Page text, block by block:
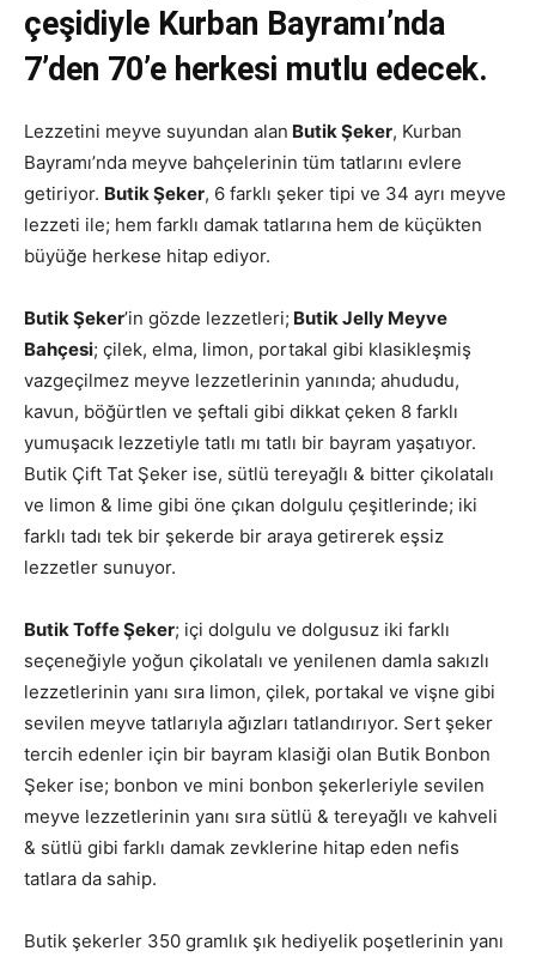
çeşidiyle Kurban Bayramı’nda
7’den 70’e herkesi mutlu edecek.
Lezzetini meyve suyundan alan Butik Şeker, Kurban
Bayramı’nda meyve bahçelerinin tüm tatlarını evlere
getiriyor. Butik Şeker, 6 farklı şeker tipi ve 34 ayrı meyve
lezzeti ile; hem farklı damak tatlarına hem de küçükten
büyüğe herkese hitap ediyor.
Butik Şeker’in gözde lezzetleri; Butik Jelly Meyve
Bahçesi; çilek, elma, limon, portakal gibi klasikleşmiş
vazgeçilmez meyve lezzetlerinin yanında; ahududu,
kavun, böğürtlen ve şeftali gibi dikkat çeken 8 farklı
yumuşacık lezzetiyle tatlı mı tatlı bir bayram yaşatıyor.
Butik Çift Tat Şeker ise, sütlü tereyağlı & bitter çikolatalı
ve limon & lime gibi öne çıkan dolgulu çeşitlerinde; iki
farklı tadı tek bir şekerde bir araya getirerek eşsiz
lezzetler sunuyor.
Butik Toffe Şeker; içi dolgulu ve dolgusuz iki farklı
seçeneğiyle yoğun çikolatalı ve yenilenen damla sakızlı
lezzetlerinin yanı sıra limon, çilek, portakal ve vişne gibi
sevilen meyve tatlarıyla ağızları tatlandırıyor. Sert şeker
tercih edenler için bir bayram klasiği olan Butik Bonbon
Şeker ise; bonbon ve mini bonbon şekerleriyle sevilen
meyve lezzetlerinin yanı sıra sütlü & tereyağlı ve kahveli
& sütlü gibi farklı damak zevklerine hitap eden nefis
tatlara da sahip.
Butik şekerler 350 gramlık şık hediyelik poşetlerinin yanı